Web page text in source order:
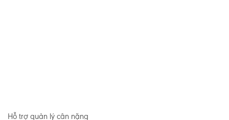
Hỗ trợ quản lý cân nặng